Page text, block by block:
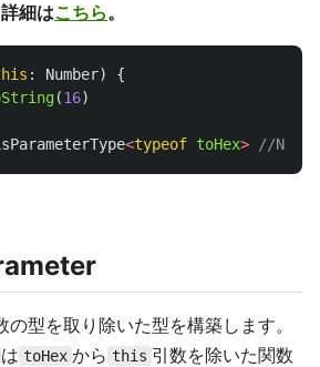
細はこちら。
: Number)
{
(16)
<typeof toHex> //
の型を取り除いた型を構築します。
は toHex から this 引数を除いた関数